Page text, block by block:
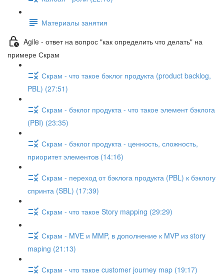
Материалы занятия
Agile - ответ на вопрос "как определить что делать" на
примере Скрам
Скрам - что такое бэклог продукта (product backlog,
PBL) (27:51)
Скрам - бэклог продукта - что такое элемент бэклога
(PBI) (23:35)
Скрам - бэклог продукта - ценность, сложность,
приоритет элементов (14:16)
Скрам - переход от бэклога продукта (PBL) к бэклогу
спринта (SBL) (17:39)
Скрам - что такое Story mapping (29:29)
Скрам - MVE и MMP, в дополнение к MVP из story
maping (21:13)
Скрам - что такое customer journey map (19:17)